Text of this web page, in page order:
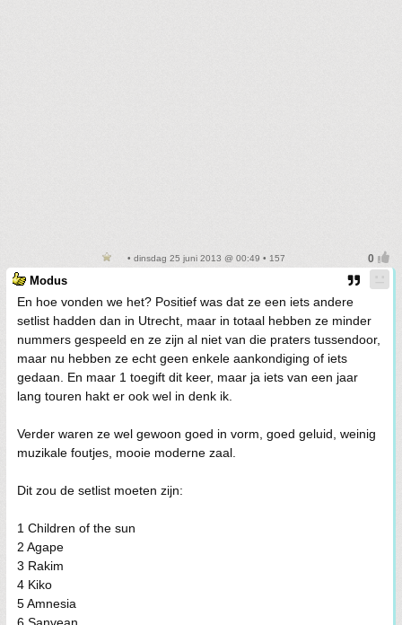
• dinsdag 25 juni 2013 @ 00:49 • 157
Modus
En hoe vonden we het? Positief was dat ze een iets andere
setlist hadden dan in Utrecht, maar in totaal hebben ze minder
nummers gespeeld en ze zijn al niet van die praters tussendoor,
maar nu hebben ze echt geen enkele aankondiging of iets
gedaan. En maar 1 toegift dit keer, maar ja iets van een jaar
lang touren hakt er ook wel in denk ik.
Verder waren ze wel gewoon goed in vorm, goed geluid, weinig
muzikale foutjes, mooie moderne zaal.
Dit zou de setlist moeten zijn:
1 Children of the sun
2 Agape
3 Rakim
4 Kiko
5 Amnesia